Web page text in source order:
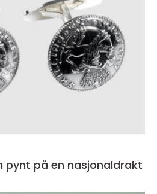
mer enn pynt på en nasjonaldrakt